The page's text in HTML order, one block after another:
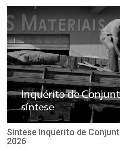
Síntese Inquérito de
2026